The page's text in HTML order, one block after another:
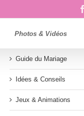
Photos & Vidéos
Guide du Mariage
Idées & Conseils
Jeux & Animations